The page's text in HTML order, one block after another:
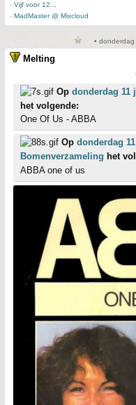
- Vijf voor 12...
- MadMaster @ Mixcloud
•
Melting
Op donderdag 11
het volgende:
One Of Us - ABBA
Op donderdag
Bomenverzameling het
ABBA one of us